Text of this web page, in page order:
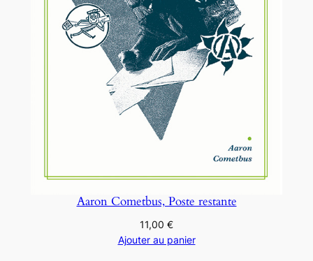
Aaron Cometbus, Poste restante
11,00 €
Ajouter au panier